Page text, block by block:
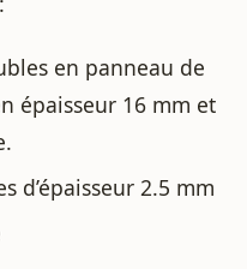
en panneau de
épaisseur 16 mm et
d’épaisseur 2.5 mm